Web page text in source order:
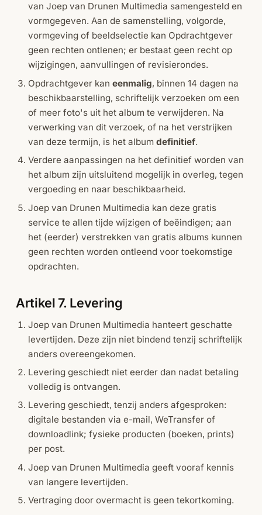
van Joep van Drunen Multimedia samengesteld en
vormgegeven. Aan de samenstelling, volgorde,
vormgeving of beeldselectie kan Opdrachtgever
geen rechten ontlenen; er bestaat geen recht op
wijzigingen, aanvullingen of revisierondes.
Opdrachtgever kan eenmalig, binnen 14 dagen na
beschikbaarstelling, schriftelijk verzoeken om een
of meer foto's uit het album te verwijderen. Na
verwerking van dit verzoek, of na het verstrijken
van deze termijn, is het album definitief.
Verdere aanpassingen na het definitief worden van
het album zijn uitsluitend mogelijk in overleg, tegen
vergoeding en naar beschikbaarheid.
Joep van Drunen Multimedia kan deze gratis
service te allen tijde wijzigen of beëindigen; aan
het (eerder) verstrekken van gratis albums kunnen
geen rechten worden ontleend voor toekomstige
opdrachten.
Artikel 7. Levering
Joep van Drunen Multimedia hanteert geschatte
levertijden. Deze zijn niet bindend tenzij schriftelijk
anders overeengekomen.
Levering geschiedt niet eerder dan nadat betaling
volledig is ontvangen.
Levering geschiedt, tenzij anders afgesproken:
digitale bestanden via e-mail, WeTransfer of
downloadlink; fysieke producten (boeken, prints)
per post.
Joep van Drunen Multimedia geeft vooraf kennis
van langere levertijden.
Vertraging door overmacht is geen tekortkoming.